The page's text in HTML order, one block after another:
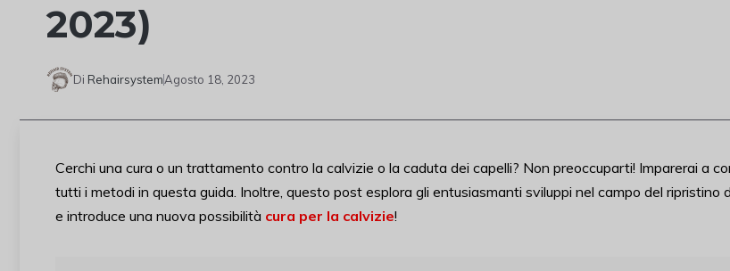
2023)
Di RehairsystemAgosto 18, 2023
Cerchi una cura o un trattamento contro la calvizie o la caduta dei capelli? Non preoccuparti! Imparerai a
tutti i metodi in questa guida. Inoltre, questo post esplora gli entusiasmanti sviluppi nel campo del ripristino
e introduce una nuova possibilità cura per la calvizie!